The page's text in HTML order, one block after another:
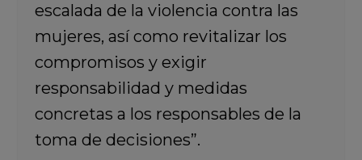
escalada de la violencia contra las
mujeres, así como revitalizar los
compromisos y exigir
responsabilidad y medidas
concretas a los responsables de la
toma de decisiones”.